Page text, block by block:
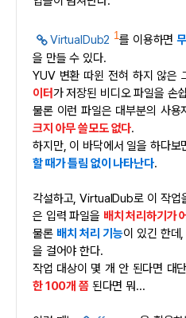
VirtualDub2 1를 이용하면
을 만들 수 있다.
YUV 변환 따윈 전혀 하지 않은
이터가 저장된 비디오 파일을 손
물론 이런 파일은 대부분의 사용
크지 아무 쓸모도 없다.
하지만, 이 바닥에서 일을 하다보
할 때가 틀림 없이 나타난다.
각설하고, VirtualDub로 이 작업을 하면 문제가 하나 있는데, 많
은 입력 파일을 배치 처리하기가
물론 배치 처리 기능이 있긴 한데
을 걸어야 한다.
작업 대상이 몇 개 안 된다면
한 100개 쯤된다면 뭐...